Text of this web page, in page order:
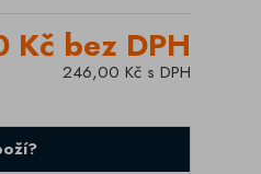
bez DPH
246,00 Kč s DPH